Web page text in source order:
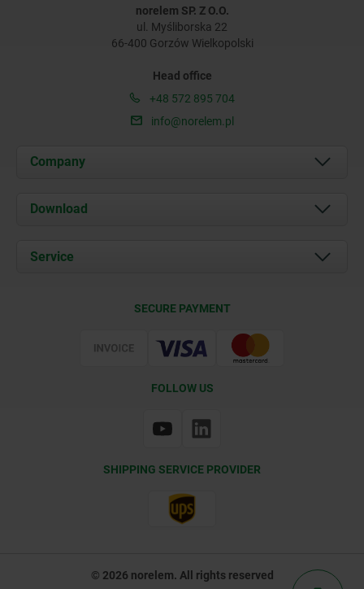
norelem SP. Z O.O.
ul. Myśliborska 22
66-400 Gorzów Wielkopolski
Head office
+48 572 895 704
info@norelem.pl
Company
About us
Contact
Download
Service
SECURE PAYMENT
FOLLOW US
SHIPPING SERVICE PROVIDER
© 2026 norelem. All rights reserved